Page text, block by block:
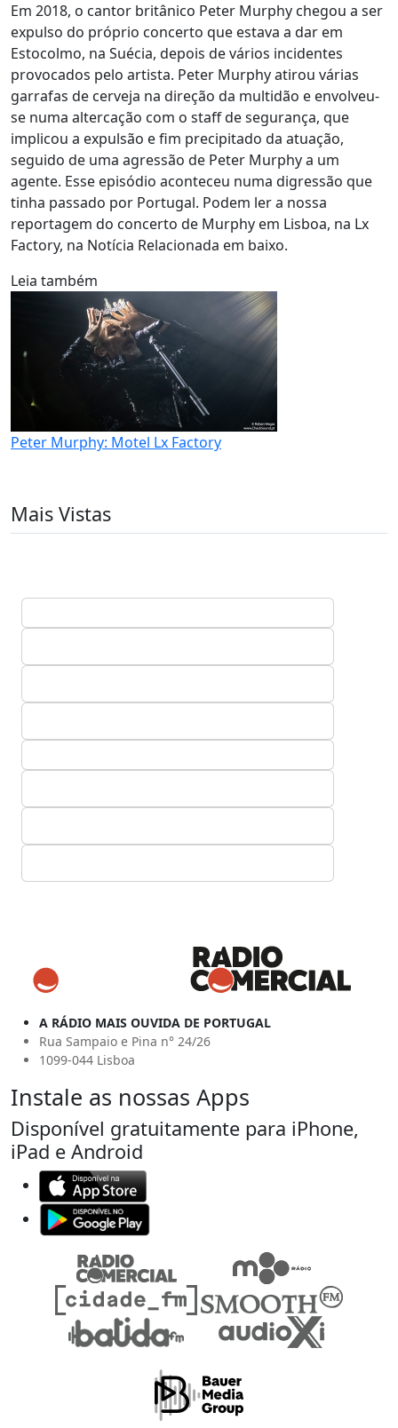
Em 2018, o cantor britânico Peter Murphy chegou a ser
expulso do próprio concerto que estava a dar em
Estocolmo, na Suécia, depois de vários incidentes
provocados pelo artista. Peter Murphy atirou várias
garrafas de cerveja na direção da multidão e envolveu-
se numa altercação com o staff de segurança, que
implicou a expulsão e fim precipitado da atuação,
seguido de uma agressão de Peter Murphy a um
agente. Esse episódio aconteceu numa digressão que
tinha passado por Portugal. Podem ler a nossa
reportagem do concerto de Murphy em Lisboa, na Lx
Factory, na Notícia Relacionada em baixo.
Leia também
Peter Murphy: Motel Lx Factory
Mais Vistas
A RÁDIO MAIS OUVIDA DE PORTUGAL
Rua Sampaio e Pina n° 24/26
1099-044 Lisboa
Instale as nossas Apps
Disponível gratuitamente para iPhone,
iPad e Android